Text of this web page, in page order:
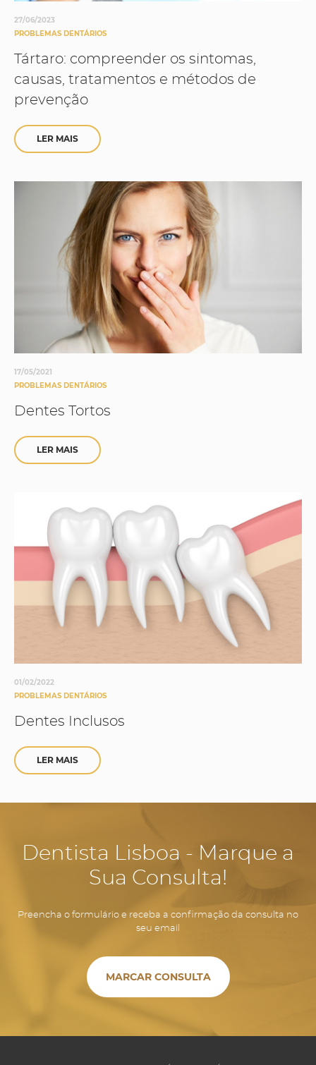
27/06/2023
PROBLEMAS DENTÁRIOS
Tártaro: compreender os sintomas,
causas, tratamentos e métodos de
prevenção
LER MAIS
17/05/2021
PROBLEMAS DENTÁRIOS
Dentes Tortos
LER MAIS
01/02/2022
PROBLEMAS DENTÁRIOS
Dentes Inclusos
LER MAIS
Dentista Lisboa - Marque a
Sua Consulta!
Preencha o formulário e receba a confirmação da consulta no
seu email
MARCAR CONSULTA